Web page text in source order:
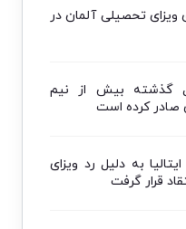
درصدی ویزای تحصیلی آلمان در
در ۴ سال گذشته بیش از نیم
صادر کرده است
به دلیل رد ویزای
قرار گرفت